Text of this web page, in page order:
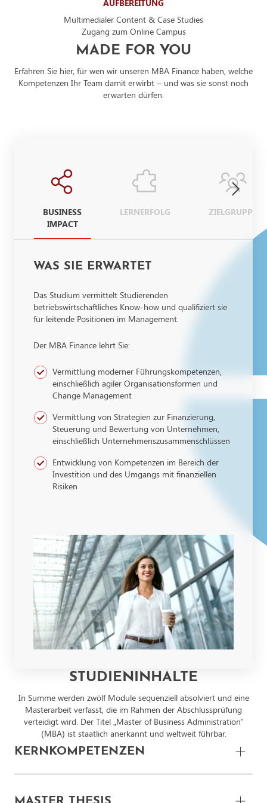
AUFBEREITUNG
Multimedialer Content & Case Studies
Zugang zum Online Campus
MADE FOR YOU
Erfahren Sie hier, für wen wir unseren MBA Finance haben, welche
Kompetenzen Ihr Team damit erwirbt – und was sie sonst noch
erwarten dürfen.
BUSINESS
IMPACT
LERNERFOLG ZIELGRUPPE
WAS SIE ERWARTET
Das Studium vermittelt Studierenden
betriebswirtschaftliches Know-how und qualifiziert sie
für leitende Positionen im Management.
Der MBA Finance lehrt Sie:
Vermittlung moderner Führungskompetenzen,
einschließlich agiler Organisationsformen und
Change Management
Vermittlung von Strategien zur Finanzierung,
Steuerung und Bewertung von Unternehmen,
einschließlich Unternehmenszusammenschlüssen
Entwicklung von Kompetenzen im Bereich der
Investition und des Umgangs mit finanziellen
Risiken
STUDIENINHALTE
In Summe werden zwölf Module sequenziell absolviert und eine
Masterarbeit verfasst, die im Rahmen der Abschlussprüfung
verteidigt wird. Der Titel „Master of Business Administration”
(MBA) ist staatlich anerkannt und weltweit führbar.
KERNKOMPETENZEN